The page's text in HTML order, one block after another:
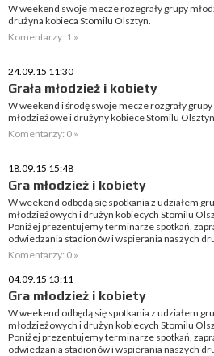
W weekend swoje mecze rozegrały grupy
drużyna kobieca Stomilu Olsztyn.
Komentarzy: 1 »
24.09.15 11:30
Grała młodzież i kobiety
W weekend i środę swoje mecze rozgrały grupy
młodzieżowe i drużyny kobiece Stomilu
Komentarzy: 0 »
18.09.15 15:48
Gra młodzież i kobiety
W weekend odbędą się spotkania z udziałem
młodzieżowych i drużyn kobiecych Stomilu
Poniżej prezentujemy terminarze spotkań,
odwiedzania stadionów i wspierania naszych
Komentarzy: 0 »
04.09.15 13:11
Gra młodzież i kobiety
W weekend odbędą się spotkania z udziałem
młodzieżowych i drużyn kobiecych Stomilu
Poniżej prezentujemy terminarze spotkań,
odwiedzania stadionów i wspierania naszych